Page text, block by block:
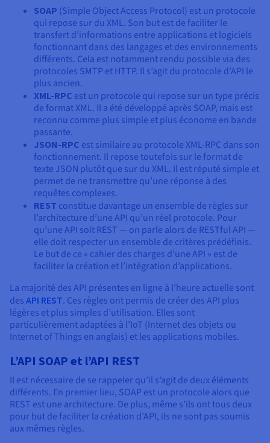
SOAP (Simple Object Access Protocol) est un protocole
qui repose sur du XML. Son but est de faciliter le
transfert d’informations entre applications et logiciels
fonctionnant dans des langages et des environnements
différents. Cela est notamment rendu possible via des
protocoles SMTP et HTTP. Il s’agit du protocole d’API le
plus ancien.
XML-RPC est un protocole qui repose sur un type précis
de format XML. Il a été développé après SOAP, mais est
reconnu comme plus simple et plus économe en bande
passante.
JSON-RPC est similaire au protocole XML-RPC dans son
fonctionnement. Il repose toutefois sur le format de
texte JSON plutôt que sur du XML. Il est réputé simple et
permet de ne transmettre qu’une réponse à des
requêtes complexes.
REST constitue davantage un ensemble de règles sur
l’architecture d’une API qu’un réel protocole. Pour
qu’une API soit REST — on parle alors de RESTful API —
elle doit respecter un ensemble de critères prédéfinis.
Le but de ce « cahier des charges d’une API » est de
faciliter la création et l’intégration d’applications.
La majorité des API présentes en ligne à l’heure actuelle sont
des API REST. Ces règles ont permis de créer des API plus
légères et plus simples d’utilisation. Elles sont
particulièrement adaptées à l’IoT (Internet des objets ou
Internet of Things en anglais) et les applications mobiles.
L’API SOAP et l’API REST
Il est nécessaire de se rappeler qu’il s’agit de deux éléments
différents. En premier lieu, SOAP est un protocole alors que
REST est une architecture. De plus, même s’ils ont tous deux
pour but de faciliter la création d’API, ils ne sont pas soumis
aux mêmes règles.